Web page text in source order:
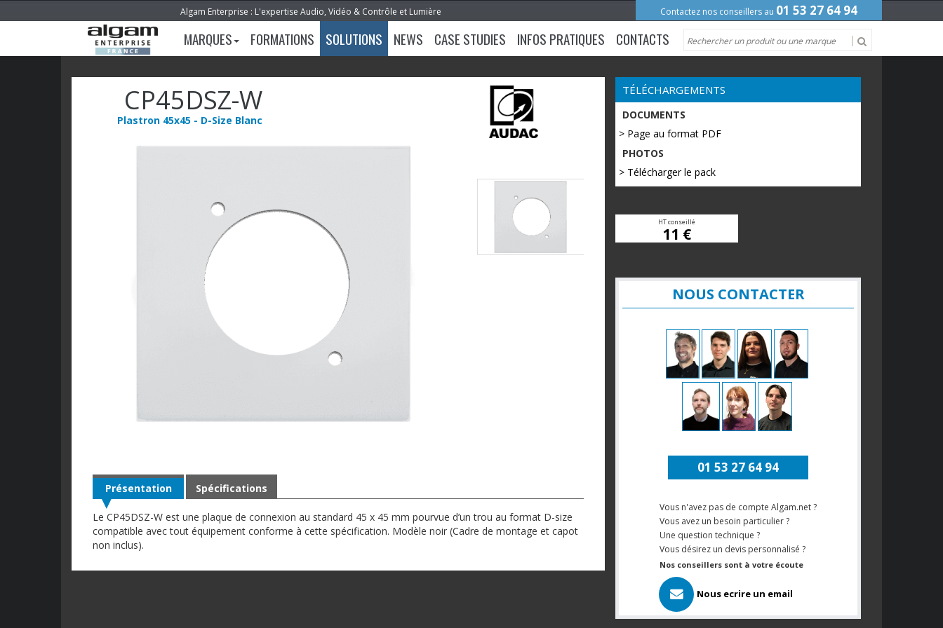
Algam Enterprise : L'expertise Audio, Vidéo & Contrôle et Lumière Contactez nos conseillers au 01 53 27 64 94
MARQUES FORMATIONS SOLUTIONS NEWS CASE STUDIES INFOS PRATIQUES CONTACTS
CP45DSZ-W
Plastron 45x45 - D-Size Blanc
Présentation
Le CP45DSZ-W est une plaque de connexion au standard 45 x 45 mm pourvue d’un trou au format D-size
compatible avec tout équipement conforme à cette spécification. Modèle noir (Cadre de montage et capot
non inclus).
Spécifications
TÉLÉCHARGEMENTS
DOCUMENTS
> Page au format PDF
PHOTOS
> Télécharger le pack
HT conseillé
11 €
NOUS CONTACTER
01 53 27 64 94
Vous n'avez pas de compte Algam.net ?
Vous avez un besoin particulier ?
Une question technique ?
Vous désirez un devis personnalisé ?
Nos conseillers sont à votre écoute
Nous ecrire un email